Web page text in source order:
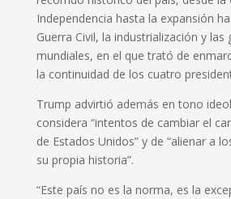
Independencia hasta la expansión
Guerra Civil, la industrialización y las
mundiales, en el que trató de
la continuidad de los cuatro
Trump advirtió además en tono
considera “intentos de cambiar el
de Estados Unidos” y de “alienar a
su propia historia”.
“Este país no es la norma, es la